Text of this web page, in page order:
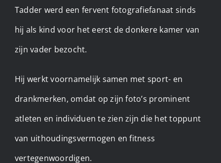
Tadder werd een fervent fotografiefanaat sinds
hij als kind voor het eerst de donkere kamer van
zijn vader bezocht.
Hij werkt voornamelijk samen met sport- en
drankmerken, omdat op zijn foto’s prominent
atleten en individuen te zien zijn die het toppunt
van uithoudingsvermogen en fitness
vertegenwoordigen.